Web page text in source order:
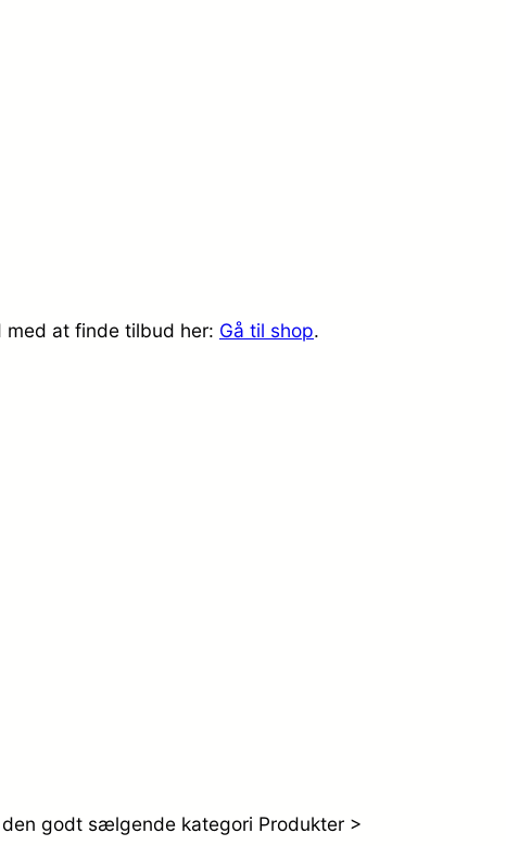
at finde tilbud her: Gå til shop.
godt sælgende kategori Produkter >